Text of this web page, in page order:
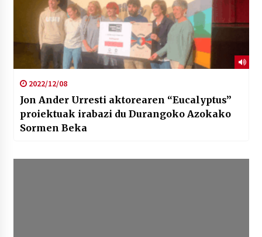
2022/12/08
Jon Ander Urresti aktorearen “Eucalyptus”
proiektuak irabazi du Durangoko Azokako
Sormen Beka